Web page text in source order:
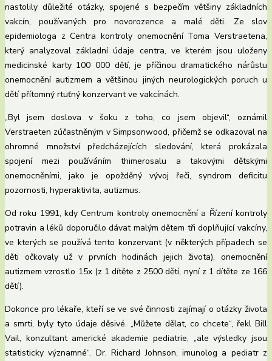
nastolily důležité otázky, spojené s bezpečím většiny základních
vakcín, používaných pro novorozence a malé děti. Ze slov
epidemiologa z Centra kontroly onemocnění Toma Verstraetena,
který analyzoval základní údaje centra, ve kterém jsou uloženy
medicinské karty 100 000 dětí, je příčinou dramatického nárůstu
onemocnění autizmem a většinou jiných neurologických poruch u
dětí přítomný rtuťný konzervant ve vakcínách.
„Byl jsem doslova v šoku z toho, co jsem objevil“, oznámil
Verstraeten zúčastněným v Simpsonwood, přičemž se odkazoval na
ohromné množství předcházejících sledování, která prokázala
spojení mezi používáním thimerosalu a takovými dětskými
onemocněními, jako je opožděný vývoj řeči, syndrom deficitu
pozornosti, hyperaktivita, autizmus.
Od roku 1991, kdy Centrum kontroly onemocnění a Řízení kontroly
potravin a léků doporučilo dávat malým dětem tři doplňující vakcíny,
ve kterých se používá tento konzervant (v některých případech se
děti očkovaly už v prvních hodinách jejich života), onemocnění
autizmem vzrostlo 15x (z 1 dítěte z 2500 dětí, nyní z 1 dítěte ze 166
dětí).
Dokonce pro lékaře, kteří se ve své činnosti zajímají o otázky života
a smrti, byly tyto údaje děsivé. „Můžete dělat, co chcete“, řekl Bill
Vail, konzultant americké akademie pediatrie, „ale výsledky jsou
statisticky významné“. Dr. Richard Johnson, imunolog a pediatr z